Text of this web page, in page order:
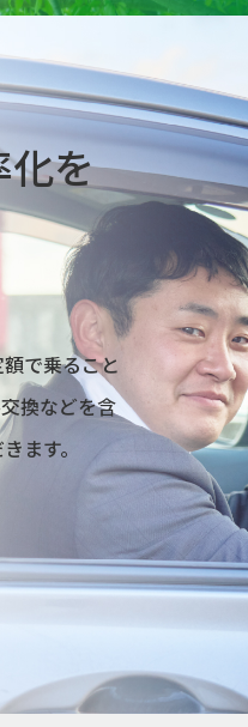
化を
で乗ること
換などを含
ます。